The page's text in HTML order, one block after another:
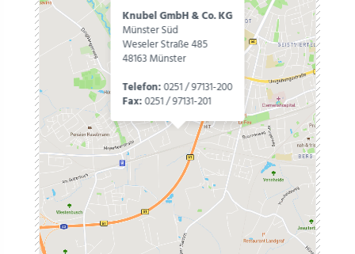
Knubel GmbH & Co. KG
Münster Süd
Weseler Straße 485
48163 Münster
Telefon:0251 / 97131-200
Fax:0251 / 97131-201